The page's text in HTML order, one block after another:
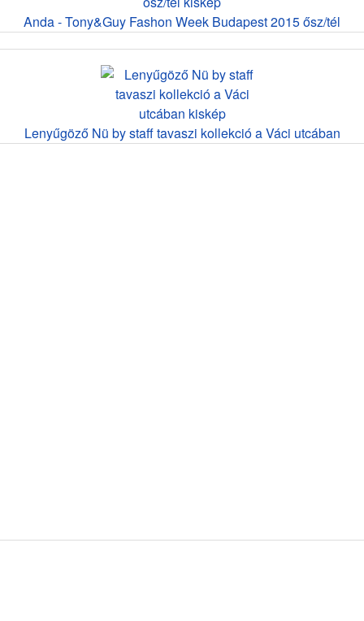
Anda - Tony&Guy Fashon Week Budapest 2015 ősz/tél
Lenyűgöző Nü by staff tavaszi kollekció a Váci utcában